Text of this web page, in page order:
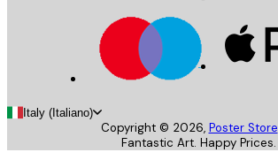
Italy (Italiano)
Copyright © 2026, Poster Store
Fantastic Art. Happy Prices.